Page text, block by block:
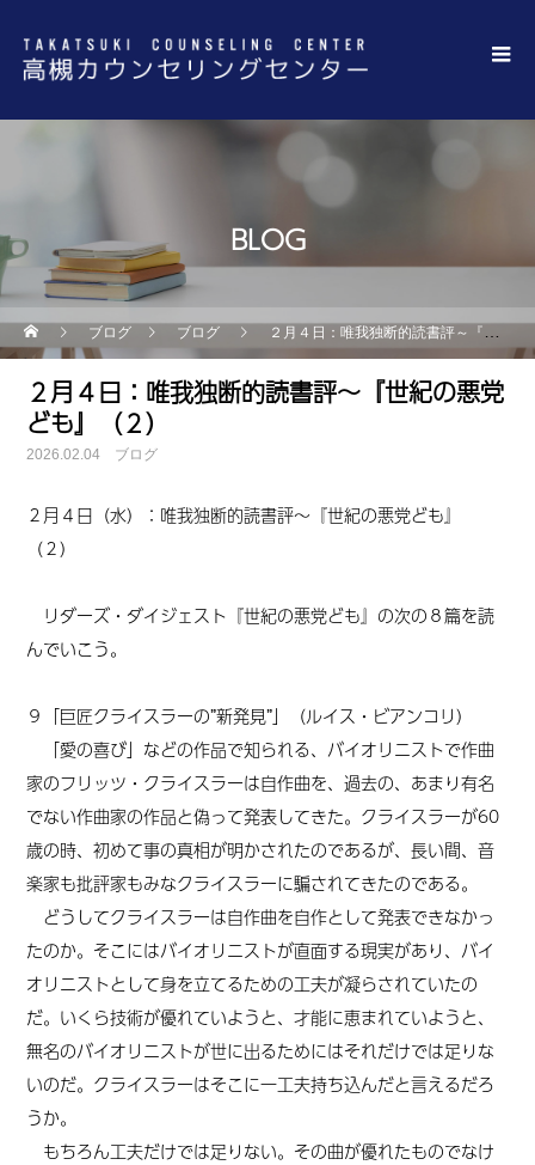
BLOG
ブログ ブログ ２月４日：唯我独断的読書評～『世紀の悪党ども』（２）
２月４日：唯我独断的読書評～『世紀の悪党
ども』（２）
2026.02.04 ブログ
２月４日（水）：唯我独断的読書評～『世紀の悪党ども』
（２）
リダーズ・ダイジェスト『世紀の悪党ども』の次の８篇を読
んでいこう。
９「巨匠クライスラーの”新発見”」（ルイス・ビアンコリ）
「愛の喜び」などの作品で知られる、バイオリニストで作曲
家のフリッツ・クライスラーは自作曲を、過去の、あまり有名
でない作曲家の作品と偽って発表してきた。クライスラーが60
歳の時、初めて事の真相が明かされたのであるが、長い間、音
楽家も批評家もみなクライスラーに騙されてきたのである。
どうしてクライスラーは自作曲を自作として発表できなかっ
たのか。そこにはバイオリニストが直面する現実があり、バイ
オリニストとして身を立てるための工夫が凝らされていたの
だ。いくら技術が優れていようと、才能に恵まれていようと、
無名のバイオリニストが世に出るためにはそれだけでは足りな
いのだ。クライスラーはそこに一工夫持ち込んだと言えるだろ
うか。
もちろん工夫だけでは足りない。その曲が優れたものでなけ